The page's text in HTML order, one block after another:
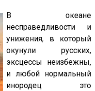
В океане
несправедливости и
унижения, в который
окунули русских,
эксцессы неизбежны,
и любой нормальный
инородец это